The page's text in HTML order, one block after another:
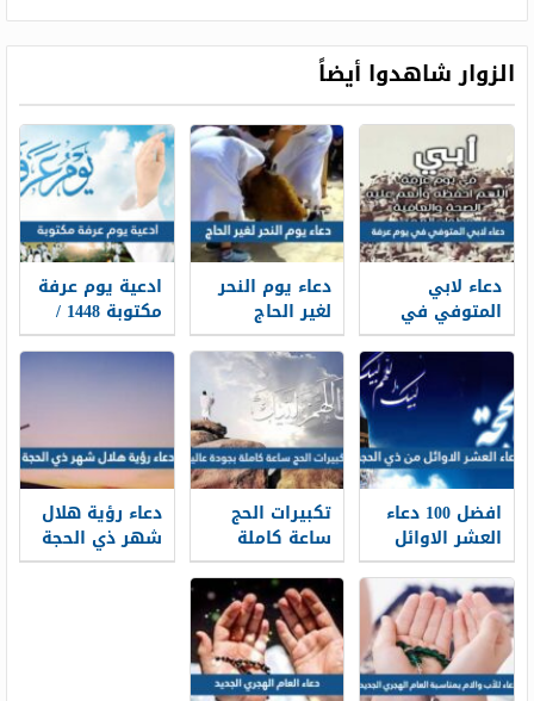
الزوار شاهدوا أيضاً
دعاء لابي
المتوفي في
يوم عرفة 2026
أدعية لأبي
المتوفي في
وقفة عرفة 1448
دعاء يوم النحر
لغير الحاج
مكتوب 2026 ،
أدعية يوم النحر
لغير الحاج 1448
ادعية يوم عرفة
مكتوبة 1448 /
2026 لبيك اللهم
لبيك
افضل 100 دعاء
العشر الاوائل
من ذي الحجة
مكتوب 1448 /
2026
تكبيرات الحج
ساعة كاملة
بجودة عالية
1448 -2026 لبيك
اللهم لبيك
دعاء رؤية هلال
شهر ذي الحجة
1448 كامل